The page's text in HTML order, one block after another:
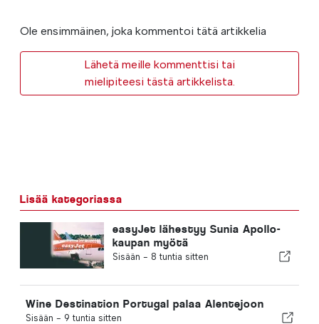
Ole ensimmäinen, joka kommentoi tätä artikkelia
Lähetä meille kommenttisi tai
mielipiteesi tästä artikkelista.
Lisää kategoriassa
easyJet lähestyy Sunia Apollo-
kaupan myötä
Sisään - 8 tuntia sitten
Wine Destination Portugal palaa Alentejoon
Sisään - 9 tuntia sitten